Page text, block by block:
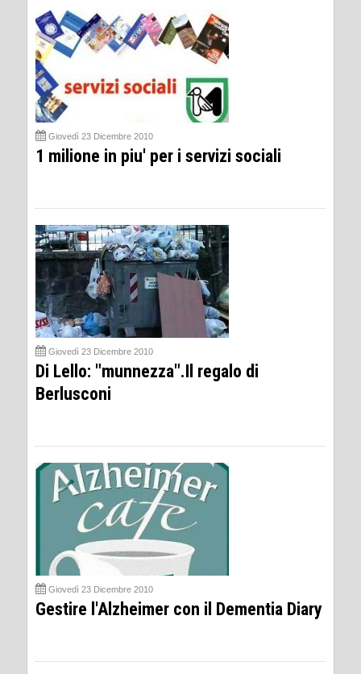
Giovedì 23 Dicembre 2010
1 milione in piu' per i servizi sociali
Giovedì 23 Dicembre 2010
Di Lello: "munnezza".Il regalo di
Berlusconi
Giovedì 23 Dicembre 2010
Gestire l'Alzheimer con il Dementia Diary